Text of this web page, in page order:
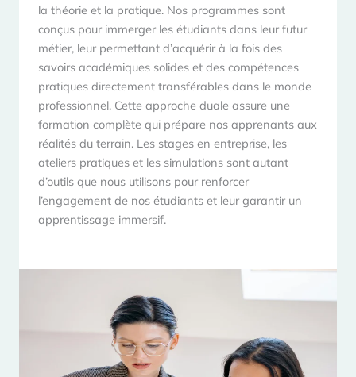
la théorie et la pratique. Nos programmes sont
conçus pour immerger les étudiants dans leur futur
métier, leur permettant d’acquérir à la fois des
savoirs académiques solides et des compétences
pratiques directement transférables dans le monde
professionnel. Cette approche duale assure une
formation complète qui prépare nos apprenants aux
réalités du terrain. Les stages en entreprise, les
ateliers pratiques et les simulations sont autant
d’outils que nous utilisons pour renforcer
l’engagement de nos étudiants et leur garantir un
apprentissage immersif.